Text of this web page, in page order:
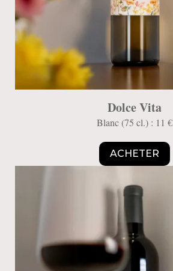
Dolce Vita
Blanc (75 cl.) : 11 €
ACHETER